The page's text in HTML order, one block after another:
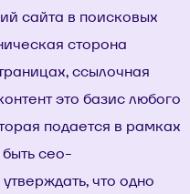
сайта в поисковых
сторона
ссылочная
это базис любого
подается в рамках
сео-
что одно